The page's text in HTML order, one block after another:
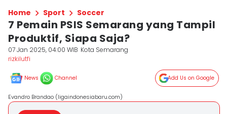
Home Sport Soccer
7 Pemain PSIS Semarang yang Tampil
Produktif, Siapa Saja?
07 Jan 2025, 04:00 WIB Kota Semarang
rizkilutfi
News Channel Add Us on Google
Evandro Brandao (ligaindonesiabaru.com)